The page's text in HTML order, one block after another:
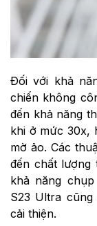
Đối với khả
chiến không
đến khả năng
khi ở mức 30x,
mờ ảo. Các
đến chất lượng
khả năng
S23 Ultra
cải thiện.